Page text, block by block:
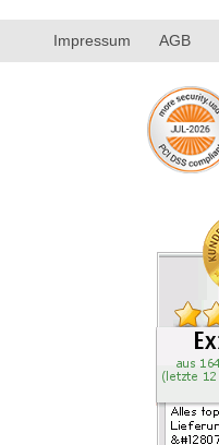
Impressum AGB